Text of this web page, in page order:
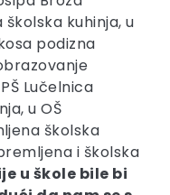
kuhinja, u
podizna
Lučelnica
u OŠ
školska
i školska
u škole bile bi